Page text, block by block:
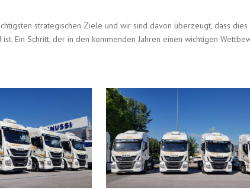
strategischen Ziele und wir sind davon überzeugt, dass
Ein Schritt, der in den kommenden Jahren einen wichtigen